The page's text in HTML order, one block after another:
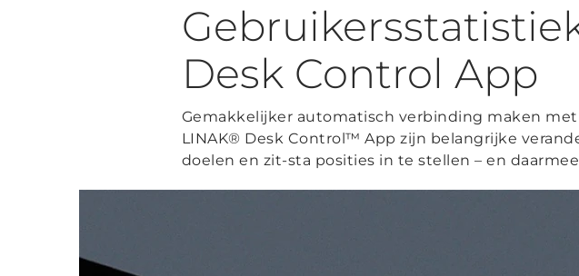
Desk Control App
Gemakkelijker automatisch verbinding maken
LINAK® Desk Control™ App zijn belangrijke
doelen en zit-sta posities in te stellen – en